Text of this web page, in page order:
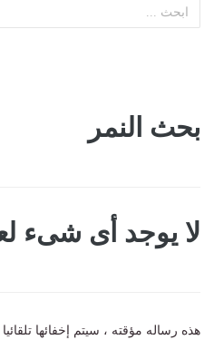
بحث النمر
لا يوجد أى شىء
هذه رساله مؤقته ، سيتم إخفائها